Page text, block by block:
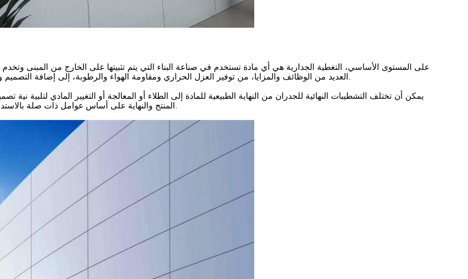
على المستوى الأساسي، التغطية الجدارية هي أي مادة تستخدم في صناعة البناء التي يتم تثبيتها على الخارج من المبنى
يمكن أن تختلف التشطيبات النهائية للجدران من النهاية الطبيعية للمادة إلى الطلاء أو المعالجة أو التغيير المادي لتلبية نية